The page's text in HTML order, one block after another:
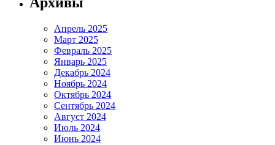
Апрель 2025
Март 2025
Февраль 2025
Январь 2025
Декабрь 2024
Ноябрь 2024
Октябрь 2024
Сентябрь 2024
Август 2024
Июль 2024
Июнь 2024